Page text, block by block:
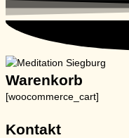
Warenkorb
[woocommerce_cart]
Kontakt